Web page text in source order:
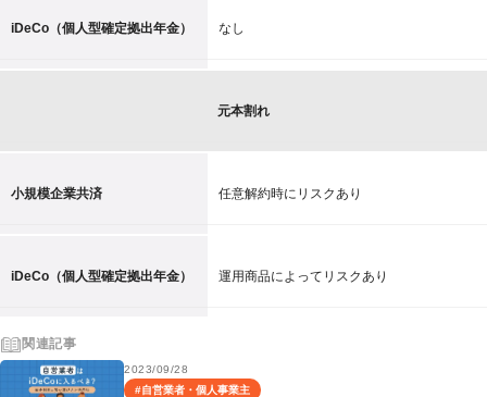
iDeCo（個人型確定拠出年金） なし
元本割れ
小規模企業共済 任意解約時にリスクあり
iDeCo（個人型確定拠出年金） 運用商品によってリスクあり
関連記事
2023/09/28
#自営業者・個人事業主